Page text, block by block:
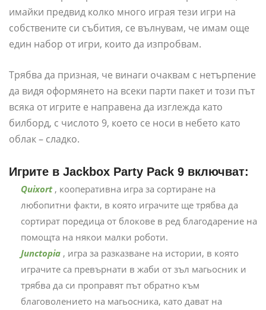
имайки предвид колко много играя тези игри на
собствените си събития, се вълнувам, че имам още
един набор от игри, които да изпробвам.
Трябва да призная, че винаги очаквам с нетърпение
да видя оформянето на всеки парти пакет и този път
всяка от игрите е направена да изглежда като
билборд, с числото 9, което се носи в небето като
облак – сладко.
Игрите в Jackbox Party Pack 9 включват:
Quixort , кооперативна игра за сортиране на
любопитни факти, в която играчите ще трябва да
сортират поредица от блокове в ред благодарение на
помощта на някои малки роботи.
Junctopia , игра за разказване на истории, в която
играчите са превърнати в жаби от зъл магьосник и
трябва да си проправят път обратно към
благоволението на магьосника, като дават на